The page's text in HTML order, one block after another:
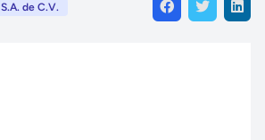
de C.V.